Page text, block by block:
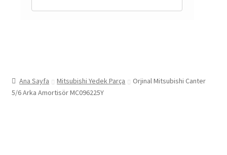
Ana Sayfa Mitsubishi Yedek Parça
Orjinal Mitsubishi Canter
5/6 Arka Amortisör MC096225Y